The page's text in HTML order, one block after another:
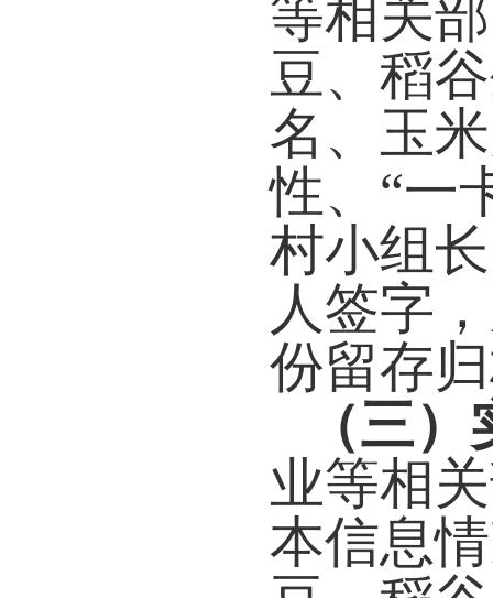
等相关
豆、稻
名、玉
性、“一
村小组
人签字
份留存
（三
业等相
本信息